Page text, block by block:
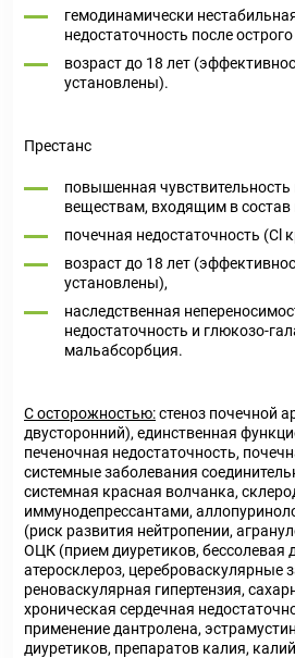
гемодинамически
недостаточность после
возраст до 18 лет
установлены).
Престанс
повышенная
веществам, входящим в состав
почечная недостаточность (Cl
возраст до 18 лет
установлены),
наследственная
недостаточность и глюкозо-
мальабсорбция.
С осторожностью:стеноз почечной
двусторонний), единственная
печеночная недостаточность,
системные заболевания
системная красная волчанка,
иммунодепрессантами,
(риск развития нейтропении,
ОЦК (прием диуретиков, бессолевая
атеросклероз, цереброваскулярные
реноваскулярная гипертензия,
хроническая сердечная
применение дантролена,
диуретиков, препаратов калия,